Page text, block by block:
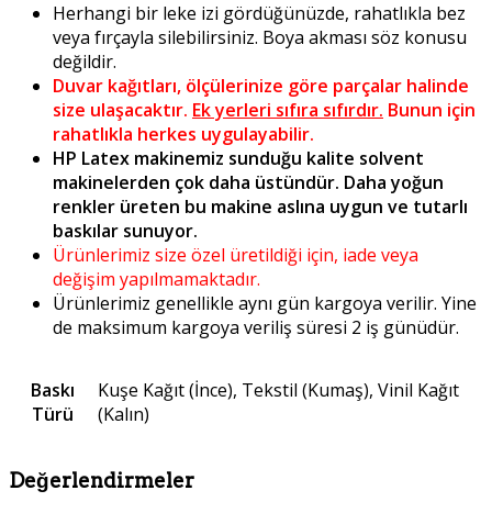
Herhangi bir leke izi gördüğünüzde, rahatlıkla bez
veya fırçayla silebilirsiniz. Boya akması söz konusu
değildir.
Duvar kağıtları, ölçülerinize göre parçalar halinde
size ulaşacaktır. Ek yerleri sıfıra sıfırdır. Bunun için
rahatlıkla herkes uygulayabilir.
HP Latex makinemiz sunduğu kalite solvent
makinelerden çok daha üstündür. Daha yoğun
renkler üreten bu makine aslına uygun ve tutarlı
baskılar sunuyor.
Ürünlerimiz size özel üretildiği için, iade veya
değişim yapılmamaktadır.
Ürünlerimiz genellikle aynı gün kargoya verilir. Yine
de maksimum kargoya veriliş süresi 2 iş günüdür.
Baskı
Türü
Kuşe Kağıt (İnce), Tekstil (Kumaş), Vinil Kağıt
(Kalın)
Değerlendirmeler